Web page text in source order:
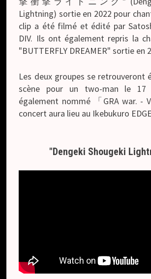
Lightning) sortie en 2022 pour
clip a été filmé et édité par
DIV. Ils ont également repris la
"BUTTERFLY DREAMER" sortie en
Les deux groupes se retrouveront
scène pour un two-man le 17
également nommé 「GRA war. -
concert aura lieu au Ikebukuro
"Dengeki Shougeki